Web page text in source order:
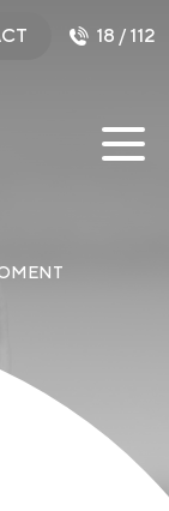
18 / 112